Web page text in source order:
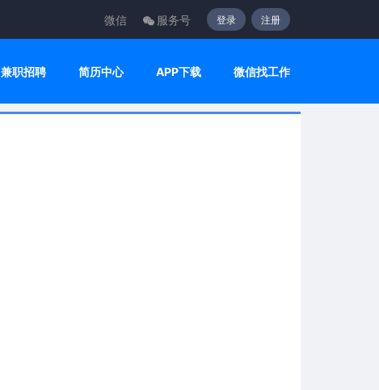
微信 服务号 登录 注册
兼职招聘 简历中心 APP下载 微信找工作